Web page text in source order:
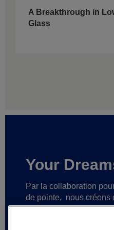
A Breakthrough in
Glass
Your
Par la collaboration
de pointe, nous créons
ainsi que des
et